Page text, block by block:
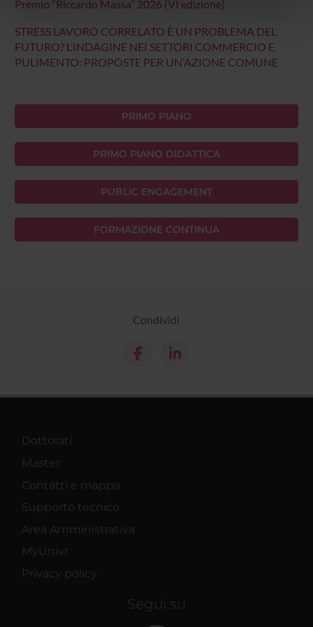
nostri partner che si occupano di analisi dei dati web,
con altre informazioni che hai fornito loro o che hanno
raccolto dal tuo utilizzo dei loro servizi.
Premio “Riccardo Massa” 2026 (VI edizione)
STRESS LAVORO CORRELATO È UN PROBLEMA DEL
FUTURO? L’INDAGINE NEI SETTORI COMMERCIO E
PULIMENTO: PROPOSTE PER UN’AZIONE COMUNE
PRIMO PIANO
PRIMO PIANO DIDATTICA
PUBLIC ENGAGEMENT
FORMAZIONE CONTINUA
Condividi
Dottorati
Master
Contatti e mappa
Supporto tecnico
Area Amministrativa
MyUnivr
Privacy policy
Segui su